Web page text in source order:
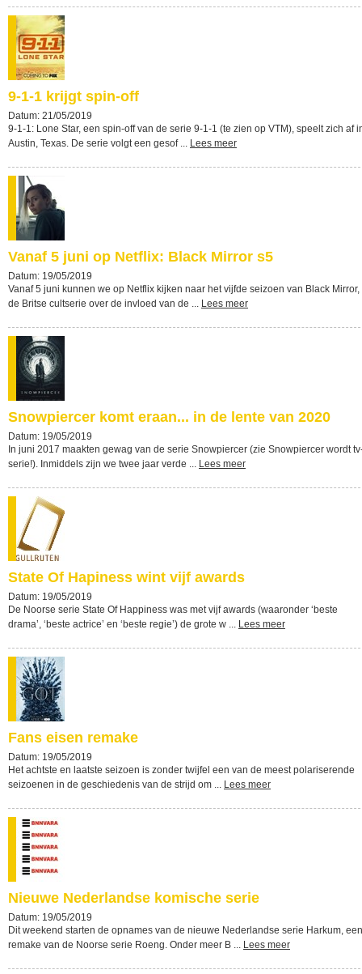
9-1-1 krijgt spin-off
Datum: 21/05/2019
9-1-1: Lone Star, een spin-off van de serie 9-1-1 (te zien op VTM), speelt zich af
Austin, Texas. De serie volgt een gesof ... Lees meer
Vanaf 5 juni op Netflix: Black Mirror s5
Datum: 19/05/2019
Vanaf 5 juni kunnen we op Netflix kijken naar het vijfde seizoen van Black Mirror,
de Britse cultserie over de invloed van de ... Lees meer
Snowpiercer komt eraan... in de lente van 2020
Datum: 19/05/2019
In juni 2017 maakten gewag van de serie Snowpiercer (zie Snowpiercer wordt
serie!). Inmiddels zijn we twee jaar verde ... Lees meer
State Of Hapiness wint vijf awards
Datum: 19/05/2019
De Noorse serie State Of Happiness was met vijf awards (waaronder ‘beste
drama’, ‘beste actrice’ en ‘beste regie’) de grote w ... Lees meer
Fans eisen remake
Datum: 19/05/2019
Het achtste en laatste seizoen is zonder twijfel een van de meest polariserende
seizoenen in de geschiedenis van de strijd om ... Lees meer
Nieuwe Nederlandse komische serie
Datum: 19/05/2019
Dit weekend starten de opnames van de nieuwe Nederlandse serie Harkum, een
remake van de Noorse serie Roeng. Onder meer B ... Lees meer